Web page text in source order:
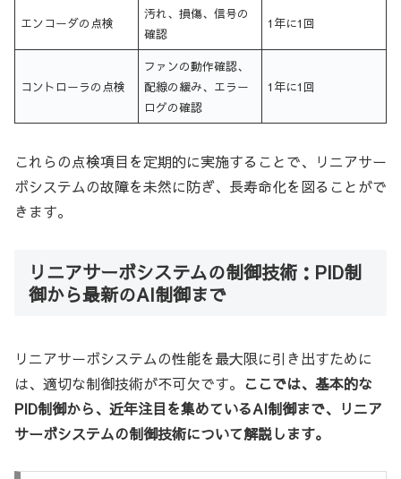
エンコーダの点検
汚れ、損傷、信号の
確認
1年に1回
コントローラの点検
ファンの動作確認、
配線の緩み、エラー
ログの確認
1年に1回
これらの点検項目を定期的に実施することで、リニアサー
ボシステムの故障を未然に防ぎ、長寿命化を図ることがで
きます。
リニアサーボシステムの制御技術：PID制
御から最新のAI制御まで
リニアサーボシステムの性能を最大限に引き出すために
は、適切な制御技術が不可欠です。 ここでは、基本的な
PID制御から、近年注目を集めているAI制御まで、リニア
サーボシステムの制御技術について解説します。